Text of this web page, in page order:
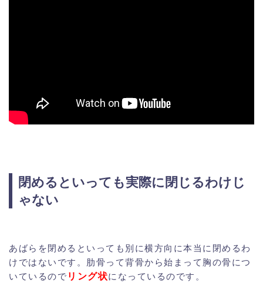
閉めるといっても実際に閉じるわけじ
ゃない
あばらを閉めるといっても別に横方向に本当に閉めるわ
けではないです。肋骨って背骨から始まって胸の骨につ
いているので リング状になっているのです。